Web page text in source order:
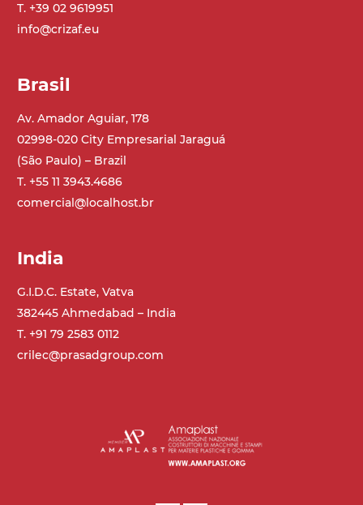
T. +39 02 9619951
info@crizaf.eu
Brasil
Av. Amador Aguiar, 178
02998-020 City Empresarial Jaraguá
(São Paulo) – Brazil
T. +55 11 3943.4686
comercial@localhost.br
India
G.I.D.C. Estate, Vatva
382445 Ahmedabad – India
T. +91 79 2583 0112
crilec@prasadgroup.com